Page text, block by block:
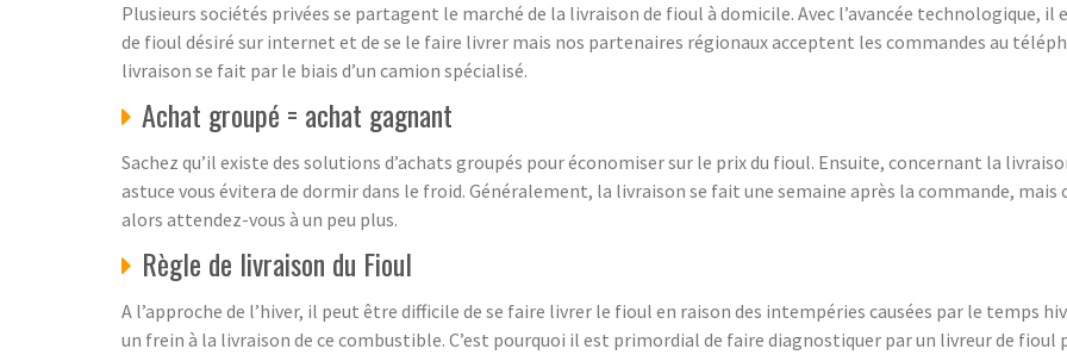
Plusieurs sociétés privées se partagent le marché de la livraison de fioul à domicile. Avec l’avancée technologique,
de fioul désiré sur internet et de se le faire livrer mais nos partenaires régionaux acceptent les commandes au
livraison se fait par le biais d’un camion spécialisé.
Achat groupé = achat gagnant
Sachez qu’il existe des solutions d’achats groupés pour économiser sur le prix du fioul. Ensuite, concernant la
astuce vous évitera de dormir dans le froid. Généralement, la livraison se fait une semaine après la commande,
alors attendez-vous à un peu plus.
Règle de livraison du Fioul
A l’approche de l’hiver, il peut être difficile de se faire livrer le fioul en raison des intempéries causées par le temps
un frein à la livraison de ce combustible. C’est pourquoi il est primordial de faire diagnostiquer par un livreur de fioul